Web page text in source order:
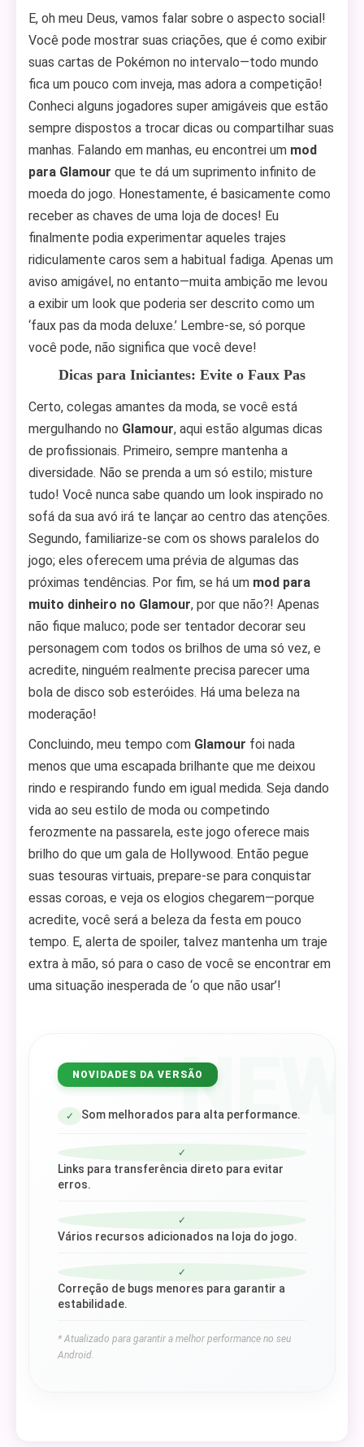
E, oh meu Deus, vamos falar sobre o aspecto social!
Você pode mostrar suas criações, que é como exibir
suas cartas de Pokémon no intervalo—todo mundo
fica um pouco com inveja, mas adora a competição!
Conheci alguns jogadores super amigáveis que estão
sempre dispostos a trocar dicas ou compartilhar suas
manhas. Falando em manhas, eu encontrei um mod
para Glamour que te dá um suprimento infinito de
moeda do jogo. Honestamente, é basicamente como
receber as chaves de uma loja de doces! Eu
finalmente podia experimentar aqueles trajes
ridiculamente caros sem a habitual fadiga. Apenas um
aviso amigável, no entanto—muita ambição me levou
a exibir um look que poderia ser descrito como um
‘faux pas da moda deluxe.’ Lembre-se, só porque
você pode, não significa que você deve!
Dicas para Iniciantes: Evite o Faux Pas
Certo, colegas amantes da moda, se você está
mergulhando no Glamour, aqui estão algumas dicas
de profissionais. Primeiro, sempre mantenha a
diversidade. Não se prenda a um só estilo; misture
tudo! Você nunca sabe quando um look inspirado no
sofá da sua avó irá te lançar ao centro das atenções.
Segundo, familiarize-se com os shows paralelos do
jogo; eles oferecem uma prévia de algumas das
próximas tendências. Por fim, se há um mod para
muito dinheiro no Glamour, por que não?! Apenas
não fique maluco; pode ser tentador decorar seu
personagem com todos os brilhos de uma só vez, e
acredite, ninguém realmente precisa parecer uma
bola de disco sob esteróides. Há uma beleza na
moderação!
Concluindo, meu tempo com Glamour foi nada
menos que uma escapada brilhante que me deixou
rindo e respirando fundo em igual medida. Seja dando
vida ao seu estilo de moda ou competindo
ferozmente na passarela, este jogo oferece mais
brilho do que um gala de Hollywood. Então pegue
suas tesouras virtuais, prepare-se para conquistar
essas coroas, e veja os elogios chegarem—porque
acredite, você será a beleza da festa em pouco
tempo. E, alerta de spoiler, talvez mantenha um traje
extra à mão, só para o caso de você se encontrar em
uma situação inesperada de ‘o que não usar’!
NEW
NOVIDADES DA VERSÃO
✓ Som melhorados para alta performance.
✓
Links para transferência direto para evitar
erros.
✓
Vários recursos adicionados na loja do jogo.
✓
Correção de bugs menores para garantir a
estabilidade.
* Atualizado para garantir a melhor performance no seu
Android.